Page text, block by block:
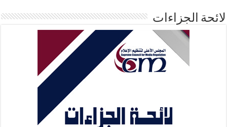
لائحة الجزاءات